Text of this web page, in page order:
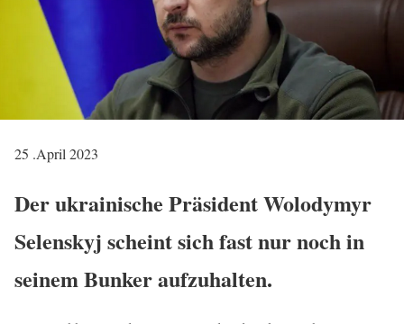
25 .April 2023
Der ukrainische Präsident Wolodymyr
Selenskyj scheint sich fast nur noch in
seinem Bunker aufzuhalten.